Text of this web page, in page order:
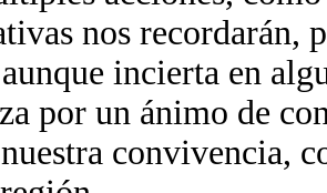
nos recordarán,
incierta en
por un ánimo de
convivencia,